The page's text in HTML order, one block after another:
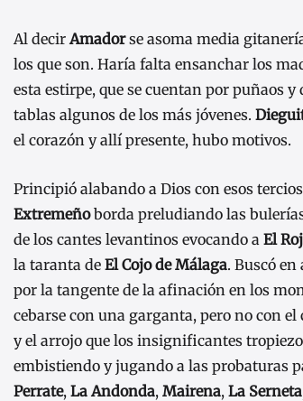
Al decirAmadorse asoma media
los que son. Haría falta ensanchar los
esta estirpe, que se cuentan por puñaos
tablas algunos de los más jóvenes.
el corazón y allí presente, hubo motivos.
Principió alabando a Dios con esos
Extremeñoborda preludiando las
de los cantes levantinos evocando a El
la taranta de El Cojo de Málaga. Buscó
por la tangente de la afinación en los
cebarse con una garganta, pero no con
y el arrojo que los insignificantes
embistiendo y jugando a las probaturas
Perrate, La Andonda, Mairena, La Serneta